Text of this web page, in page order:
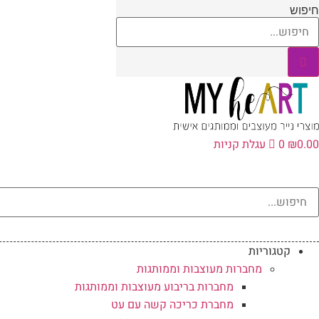
דלג
לתוכן
חיפוש
₪0.00
0 עגלת קניות
קטגוריות
מחברות מעוצבות וממותגות
מחברות בריבוע מעוצבות וממותגות
מחברת כריכה קשה עם עט